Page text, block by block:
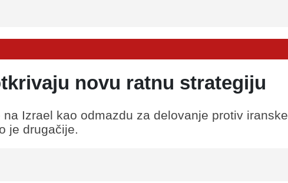
novu ratnu strategiju
Izrael kao odmazdu za delovanje protiv iranske
je drugačije.